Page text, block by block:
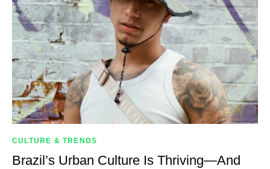
CULTURE & TRENDS
Brazil’s Urban Culture Is Thriving—And